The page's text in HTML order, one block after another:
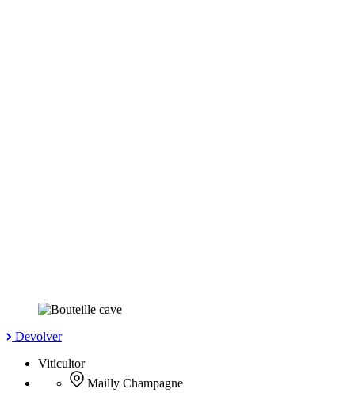
Devolver
Viticultor
Mailly Champagne